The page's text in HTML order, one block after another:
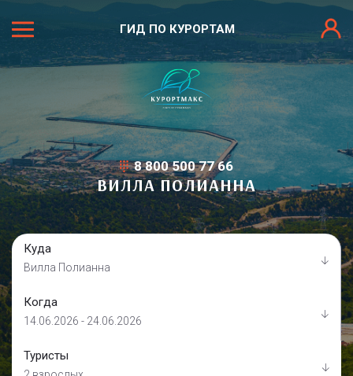
ГИД ПО КУРОРТАМ
8 800 500 77 66
ВИЛЛА ПОЛИАННА
Куда
Вилла Полианна
Когда
14.06.2026 - 24.06.2026
Туристы